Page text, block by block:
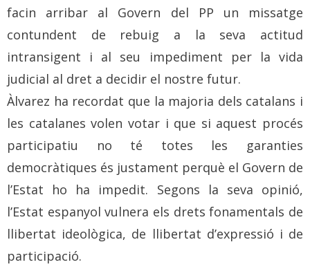
facin arribar al Govern del PP un missatge
contundent de rebuig a la seva actitud
intransigent i al seu impediment per la vida
judicial al dret a decidir el nostre futur.
Àlvarez ha recordat que la majoria dels catalans i
les catalanes volen votar i que si aquest procés
participatiu no té totes les garanties
democràtiques és justament perquè el Govern de
l’Estat ho ha impedit. Segons la seva opinió,
l’Estat espanyol vulnera els drets fonamentals de
llibertat ideològica, de llibertat d’expressió i de
participació.